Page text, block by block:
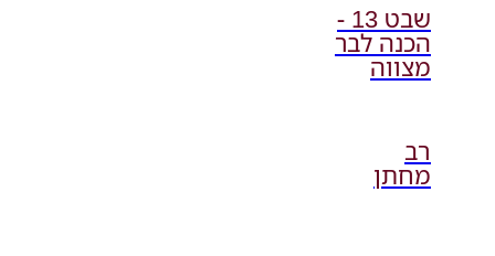
שבט 13 -
הכנה לבר
מצווה
רב
מחתן